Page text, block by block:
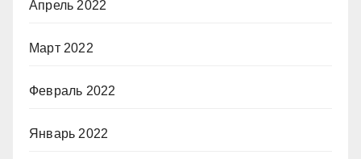
Апрель 2022
Март 2022
Февраль 2022
Январь 2022